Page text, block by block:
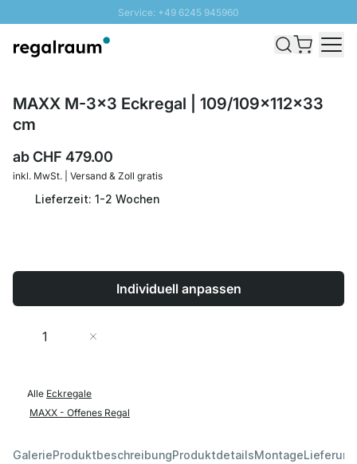
Service: +49 6245 945960
Versand & Zoll gratis ab 300 CHF
MAXX M-3x3 Eckregal | 109/109x112x33
cm
abCHF 479.00
inkl. MwSt. | Versand & Zoll gratis
Lieferzeit: 1-2 Wochen
Individuell anpassen
Menge
Alle Eckregale
MAXX - Offenes Regal
GalerieProduktbeschreibungProduktdetailsMontage